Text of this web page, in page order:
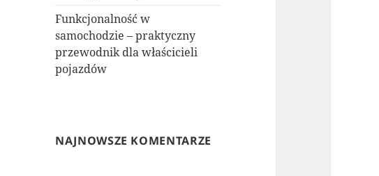
Funkcjonalność w
samochodzie – praktyczny
przewodnik dla właścicieli
pojazdów
NAJNOWSZE KOMENTARZE